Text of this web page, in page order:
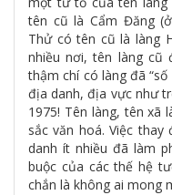
tên cũ là Cẩm Đăng
Thử có tên cũ là làng
nhiều nơi, tên làng cũ
thậm chí có làng đã
địa danh, địa vực như
1975! Tên làng, tên xã
sắc văn hoá. Việc thay
danh ít nhiều đã làm
buộc của các thế hệ
chắn là không ai mong